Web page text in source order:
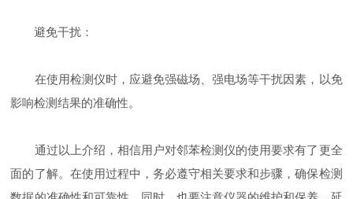
避免干扰：
在使用检测仪时，应避免强磁场、强电场等干扰因素，以免
影响检测结果的准确性。
通过以上介绍，相信用户对邻苯检测仪的使用要求有了更全
面的了解。在使用过程中，务必遵守相关要求和步骤，确保检测